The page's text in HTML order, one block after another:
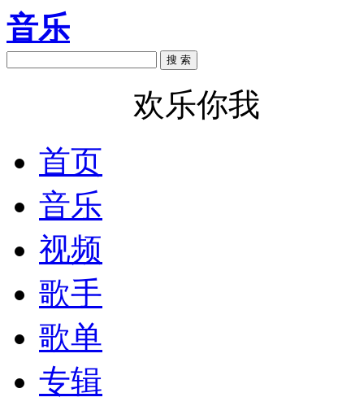
音乐
搜 索
欢乐你我
首页
音乐
视频
歌手
歌单
专辑